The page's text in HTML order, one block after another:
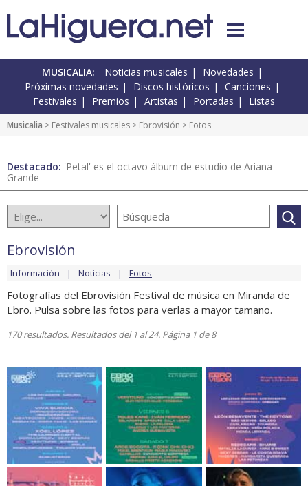
MUSICALIA: Noticias musicales
Novedades
Próximas novedades
Discos históricos
Canciones
Festivales
Premios Artistas Portadas Listas
Musicalia > Festivales musicales > Ebrovisión > Fotos
Destacado: 'Petal' es el octavo álbum de estudio de Ariana
Grande
Ebrovisión
Información Noticias Fotos
Fotografías del Ebrovisión Festival de música en Miranda de
Ebro. Pulsa sobre las fotos para verlas a mayor tamaño.
170 resultados. Resultados del 1 al 24. Página 1 de 8